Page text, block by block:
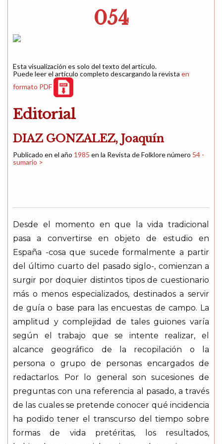
054
Esta visualización es solo del texto del artículo.
Puede leer el artículo completo descargando la revista en
formato PDF
Editorial
DIAZ GONZALEZ, Joaquín
Publicado en el año 1985 en la Revista de Folklore número 54 -
sumario >
Desde el momento en que la vida tradicional
pasa a convertirse en objeto de estudio en
España -cosa que sucede formalmente a partir
del último cuarto del pasado siglo-, comienzan a
surgir por doquier distintos tipos de cuestionario
más o menos especializados, destinados a servir
de guía o base para las encuestas de campo. La
amplitud y complejidad de tales guiones varía
según el trabajo que se intente realizar, el
alcance geográfico de la recopilación o la
persona o grupo de personas encargados de
redactarlos. Por lo general son sucesiones de
preguntas con una referencia al pasado, a través
de las cuales se pretende conocer qué incidencia
ha podido tener el transcurso del tiempo sobre
formas de vida pretéritas, los resultados,